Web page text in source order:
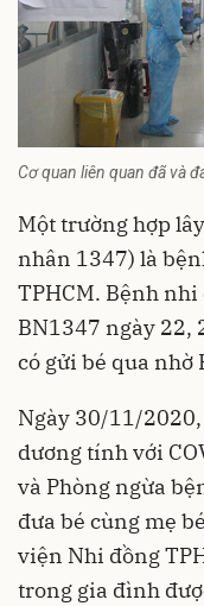
Cơ quan liên quan đã và
Một trường hợp
nhân 1347) là
TPHCM. Bệnh
BN1347 ngày 22,
có gửi bé qua nhờ
Ngày 30/11/
dương tính với
và Phòng ngừa
đưa bé cùng mẹ
viện Nhi đồng
trong gia đình